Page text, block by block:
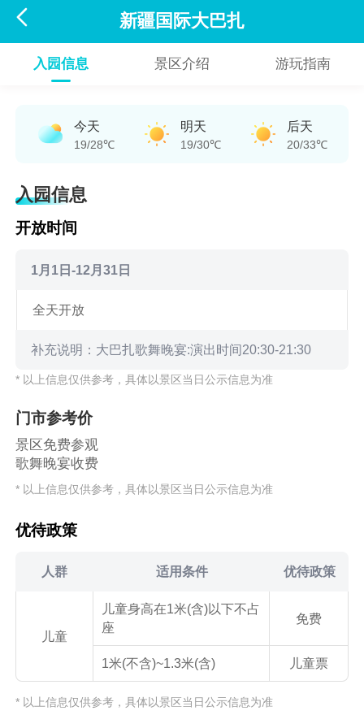
 新疆国际大巴扎
入园信息 景区介绍 游玩指南
今天
19/28℃
明天
19/30℃
后天
20/33℃
入园信息
开放时间
1月1日-12月31日
全天开放
补充说明：大巴扎歌舞晚宴:演出时间20:30-21:30
* 以上信息仅供参考，具体以景区当日公示信息为准
门市参考价
景区免费参观
歌舞晚宴收费
* 以上信息仅供参考，具体以景区当日公示信息为准
优待政策
人群 适用条件 优待政策
儿童
儿童身高在1米(含)以下不占
座
免费
1米(不含)~1.3米(含) 儿童票
* 以上信息仅供参考，具体以景区当日公示信息为准